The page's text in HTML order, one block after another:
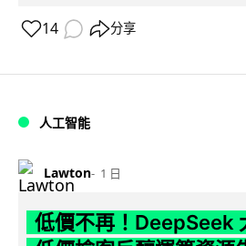
14 分享
人工智能
Lawton 1 日
低價不再！DeepSeek